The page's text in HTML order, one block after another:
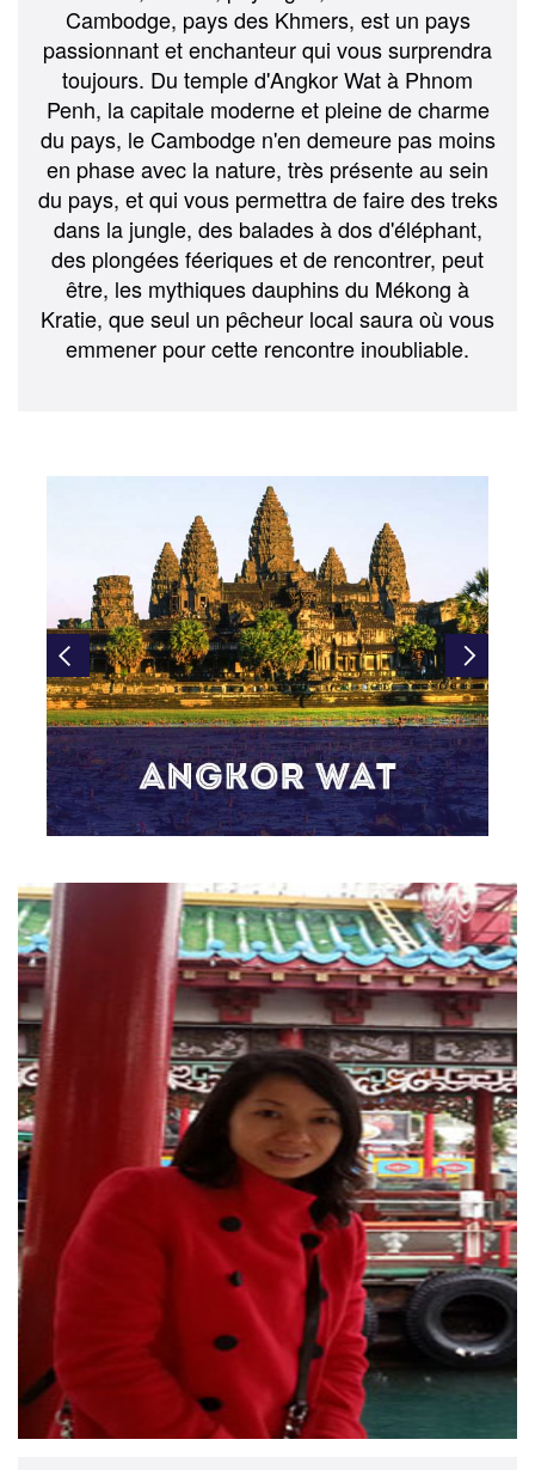
Cambodge, pays des Khmers, est un pays
passionnant et enchanteur qui vous surprendra
toujours. Du temple d'Angkor Wat à Phnom
Penh, la capitale moderne et pleine de charme
du pays, le Cambodge n'en demeure pas moins
en phase avec la nature, très présente au sein
du pays, et qui vous permettra de faire des treks
dans la jungle, des balades à dos d'éléphant,
des plongées féeriques et de rencontrer, peut
être, les mythiques dauphins du Mékong à
Kratie, que seul un pêcheur local saura où vous
emmener pour cette rencontre inoubliable.